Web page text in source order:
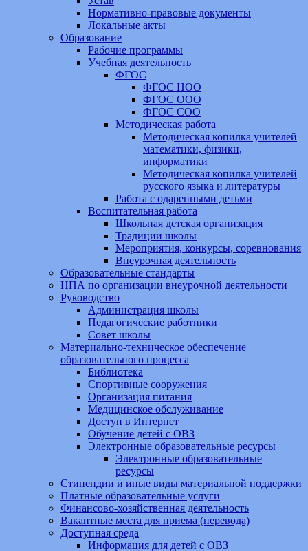
Нормативно-правовые документы
Локальные акты
Образование
Рабочие программы
Учебная деятельность
ФГОС
ФГОС НОО
ФГОС ООО
ФГОС СОО
Методическая работа
Методическая копилка учителей
математики, физики,
информатики
Методическая копилка учителей
русского языка и литературы
Работа с одаренными детьми
Воспитательная работа
Школьная детская организация
Традиции школы
Мероприятия, конкурсы, соревнования
Внеурочная деятельность
Образовательные стандарты
НПА по организации внеурочной деятельности
Руководство
Администрация школы
Педагогические работники
Совет школы
Материально-техническое обеспечение
образовательного процесса
Библиотека
Спортивные сооружения
Организация питания
Медицинское обслуживание
Доступ в Интернет
Обучение детей с ОВЗ
Электронные образовательные ресурсы
Электронные образовательные
ресурсы
Стипендии и иные виды материальной поддержки
Платные образовательные услуги
Финансово-хозяйственная деятельность
Вакантные места для приема (перевода)
Доступная среда
Информация для детей с ОВЗ